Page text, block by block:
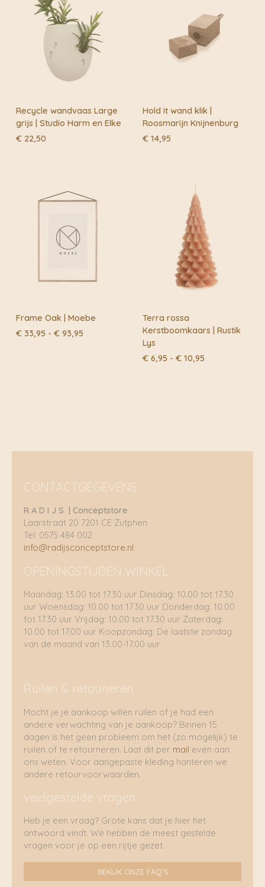
kwaliteit en de bekende Scandinavische handtekening
in het uiteindelijke ontwerp.
Broste werkt binnen een kader waarbij het
interieurontwerp een mix vindt met een modern randje
en klassieke vitaliteit.
Recycle wandvaas Large
grijs | Studio Harm en Elke
€ 22,50
Hold it wand klik |
Roosmarijn Knijnenburg
€ 14,95
Frame Oak | Moebe
€ 33,95 - € 93,95
Terra rossa
Kerstboomkaars | Rustik
Lys
€ 6,95 - € 10,95
CONTACTGEGEVENS
R A D I J S | Conceptstore
Laarstraat 20 7201 CE Zutphen
Tel: 0575 484 002
info@radijsconceptstore.nl
OPENINGSTIJDEN WINKEL
Maandag: 13.00 tot 17.30 uur Dinsdag: 10.00 tot 17.30
uur Woensdag: 10.00 tot 17.30 uur Donderdag: 10.00
tot 17.30 uur Vrijdag: 10.00 tot 17.30 uur Zaterdag:
10.00 tot 17.00 uur Koopzondag: De laatste zondag
van de maand van 13.00-17.00 uur
Ruilen & retouneren
Mocht je je aankoop willen ruilen of je had een
andere verwachting van je aankoop? Binnen 15
dagen is het geen probleem om het (zo mogelijk) te
ruilen of te retourneren. Laat dit per mail even aan
ons weten. Voor aangepaste kleding hanteren we
andere retourvoorwaarden.
veelgestelde vragen
Heb je een vraag? Grote kans dat je hier het
antwoord vindt. We hebben de meest gestelde
vragen voor je op een rijtje gezet.
BEKIJK ONZE FAQ'S